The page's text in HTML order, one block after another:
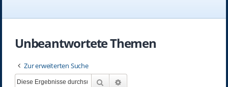
Unbeantwortete Themen
Zur erweiterten Suche
Suche